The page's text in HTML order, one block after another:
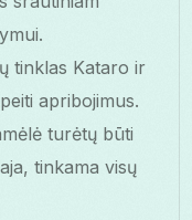
tinklas Kataro ir
apribojimus.
turėtų būti
tinkama visų